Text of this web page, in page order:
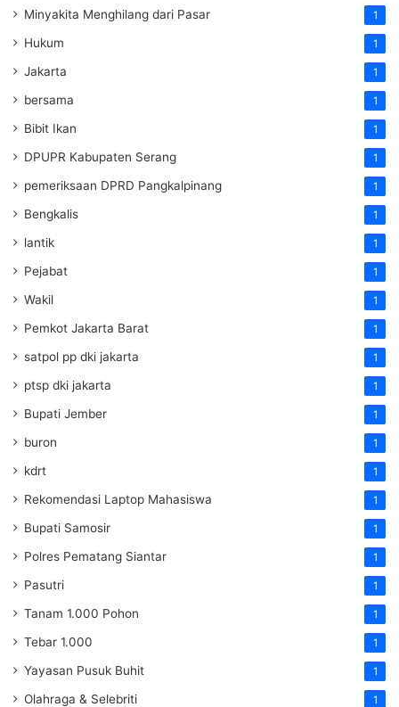
Minyakita Menghilang dari Pasar 1
Hukum 1
Jakarta 1
bersama 1
Bibit Ikan 1
DPUPR Kabupaten Serang 1
pemeriksaan DPRD Pangkalpinang 1
Bengkalis 1
lantik 1
Pejabat 1
Wakil 1
Pemkot Jakarta Barat 1
satpol pp dki jakarta 1
ptsp dki jakarta 1
Bupati Jember 1
buron 1
kdrt 1
Rekomendasi Laptop Mahasiswa 1
Bupati Samosir 1
Polres Pematang Siantar 1
Pasutri 1
Tanam 1.000 Pohon 1
Tebar 1.000 1
Yayasan Pusuk Buhit 1
Olahraga & Selebriti 1